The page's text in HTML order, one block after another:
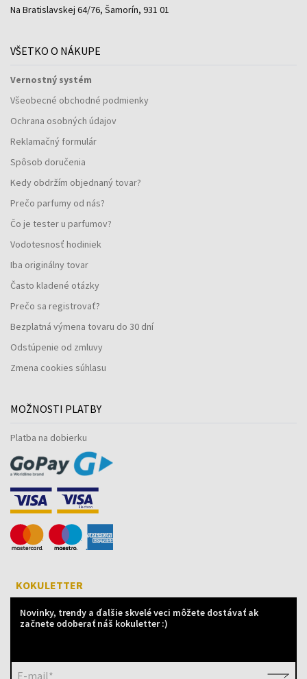
Na Bratislavskej 64/76, Šamorín, 931 01
VŠETKO O NÁKUPE
Vernostný systém
Všeobecné obchodné podmienky
Ochrana osobných údajov
Reklamačný formulár
Spôsob doručenia
Kedy obdržím objednaný tovar?
Prečo parfumy od nás?
Čo je tester u parfumov?
Vodotesnosť hodiniek
Iba originálny tovar
Často kladené otázky
Prečo sa registrovať?
Bezplatná výmena tovaru do 30 dní
Odstúpenie od zmluvy
Zmena cookies súhlasu
MOŽNOSTI PLATBY
Platba na dobierku
KOKULETTER
Novinky, trendy a ďalšie skvelé veci môžete dostávať ak
začnete odoberať náš kokuletter :)
E-mail*